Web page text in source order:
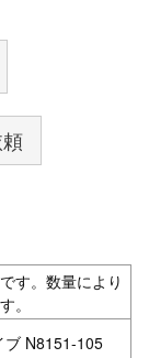
す。数量により
。
ブ N8151-105